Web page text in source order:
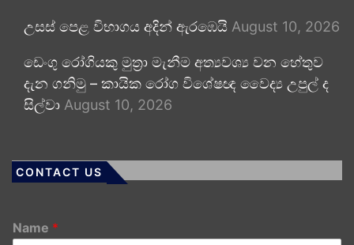
උසස් පෙළ විභාගය අදින් ඇරඹෙයි August 10, 2026
ඩෙංගු රෝගියකු ⁣මුත්‍රා මැනීම අත්‍යවශ්‍ය වන හේතුව
දැන ගනිමු – කායික රෝග විශේෂඥ වෛද්‍ය උපුල් ද
සිල්වා August 10, 2026
CONTACT US
Name *